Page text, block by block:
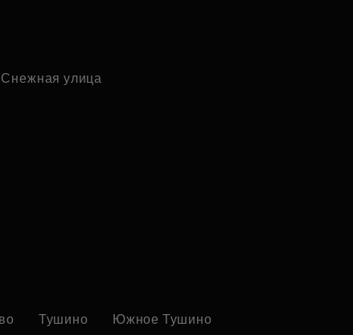
Снежная улица
Тушино Южное Тушино